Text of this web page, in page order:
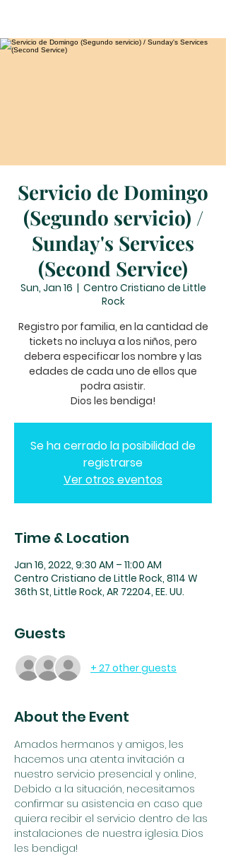
Servicio de Domingo
(Segundo servicio) /
Sunday's Services
(Second Service)
Sun, Jan 16
  |
Centro Cristiano de Little
Rock
Registro por familia, en la cantidad de
tickets no incluya a los niños, pero
debera especificar los nombre y las
edades de cada uno de ellos que
podra asistir.
Dios les bendiga!
Se ha cerrado la posibilidad de
registrarse
Ver otros eventos
Time & Location
Jan 16, 2022, 9:30 AM – 11:00 AM
Centro Cristiano de Little Rock, 8114 W
36th St, Little Rock, AR 72204, EE. UU.
Guests
+ 27 other guests
About the Event
Amados hermanos y amigos, les
hacemos una atenta invitación a
nuestro servicio presencial y online,
Debido a la situación, necesitamos
confirmar su asistencia en caso que
quiera recibir el servicio dentro de las
instalaciones de nuestra iglesia. Dios
les bendiga!